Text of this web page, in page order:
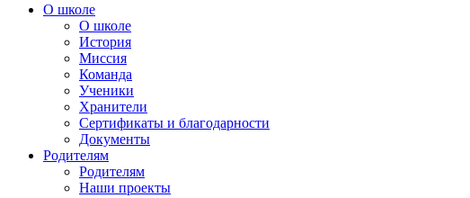
О школе
О школе
История
Миссия
Команда
Ученики
Хранители
Сертификаты и благодарности
Документы
Родителям
Родителям
Наши проекты